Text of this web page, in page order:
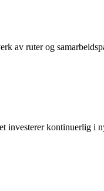
av ruter og
investerer kontinuerlig i